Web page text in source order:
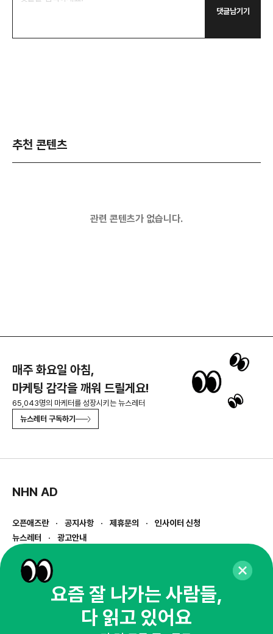
댓글남기기
추천 콘텐츠
관련 콘텐츠가 없습니다.
매주 화요일 아침,
마케팅 감각을 깨워 드릴게요!
65,043명의 마케터를 성장시키는 뉴스레터
뉴스레터 구독하기
NHN AD
오픈애즈란 공지사항 제휴문의
인사이터 신청
뉴스레터
광고안내
경기도 성남시 분당구 대왕판교로645번길 16
사업자등록번호 : 144-81-27690(
통신판매업신고번호 : 2014-경기성남-1023
호스팅서비스사업자 : 오픈애즈
1800-2198
요즘 잘 나가는 사람들,
다 읽고 있어요